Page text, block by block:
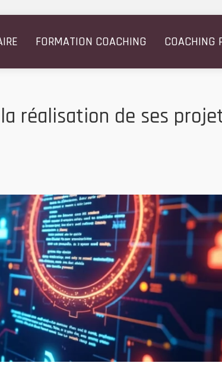
FORMATION COACHING COACHING
réalisation de ses